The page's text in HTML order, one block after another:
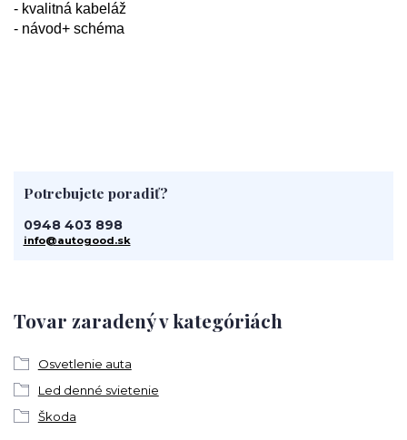
- kvalitná kabeláž
- návod+ schéma
Tovar zaradený v kategóriách
Osvetlenie auta
Led denné svietenie
Škoda
Potrebujete poradiť?
0948 403 898
info@autogood.sk